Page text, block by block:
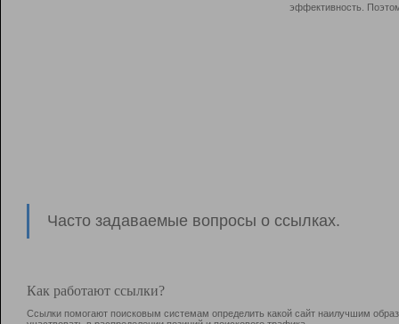
эффективность.
Часто задаваемые вопросы о ссылках.
Как работают ссылки?
Ссылки помогают поисковым системам определить какой сайт наилучшим